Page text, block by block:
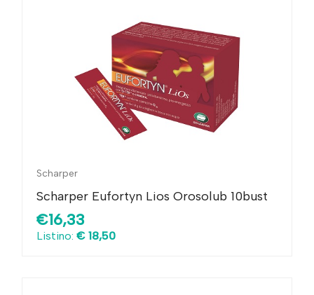
Scharper
Scharper Eufortyn Lios Orosolub 10bust
€16,33
Listino: € 18,50